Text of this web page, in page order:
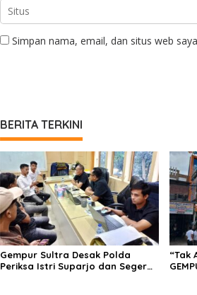
Simpan nama, email, dan situs web
BERITA TERKINI
Gempur Sultra Desak Polda
Periksa Istri Suparjo dan Segera
“Tak